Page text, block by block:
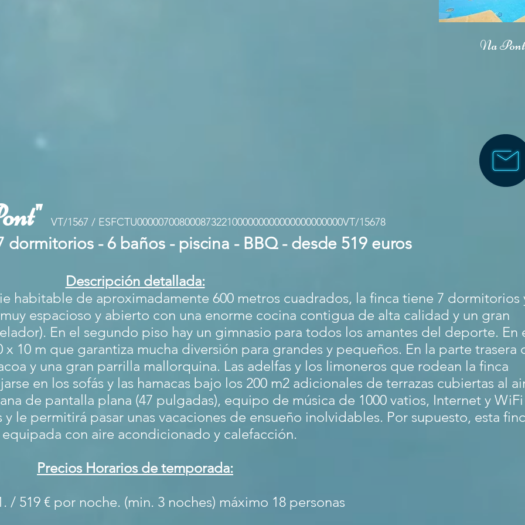
Na Pont
VT/1567 / ESFCTU000007008000873221000000000000000000000VT/15678
dormitorios - 6 baños - piscina - BBQ - desde 519 euros
Descripción detallada:
habitable de aproximadamente 600 metros cuadrados, la finca tiene 7 dormitorios
espacioso y abierto con una enorme cocina contigua de alta calidad y un gran
En el segundo piso hay un gimnasio para todos los amantes del deporte. En
10 m que garantiza mucha diversión para grandes y pequeños. En la parte trasera
y una gran parrilla mallorquina. Las adelfas y los limoneros que rodean la finca
en los sofás y las hamacas bajo los 200 m2 adicionales de terrazas cubiertas al
de pantalla plana (47 pulgadas), equipo de música de 1000 vatios, Internet y WiFi
le permitirá pasar unas vacaciones de ensueño inolvidables. Por supuesto, esta
con aire acondicionado y calefacción.
Precios Horarios de temporada:
/ 519 € por noche. (min. 3 noches) máximo 18 personas